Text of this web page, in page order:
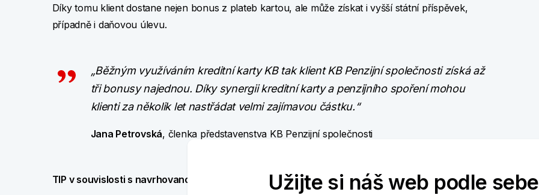
Díky tomu klient dostane nejen bonus z plateb kartou, ale může získat i vyšší státní příspěvek,
případně i daňovou úlevu.
„Běžným využíváním kreditní karty KB tak klient KB Penzijní společnosti získá až
tři bonusy najednou. Díky synergii kreditní karty a penzijního spoření mohou
klienti za několik let nastřádat velmi zajímavou částku.“
Jana Petrovská, členka představenstva KB Penzijní společnosti
TIP v souvislosti s navrhovanou vládní úpravou podmínek pro nárok na státní příspěvek:
Užijte si náš web podle sebe